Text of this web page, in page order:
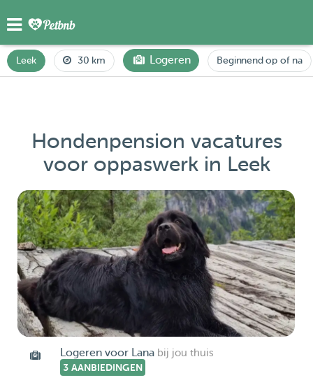
Leek 30 km Logeren Beginnend op of na
Hondenpension vacatures
voor oppaswerk in Leek
Logeren voor Lana bij jou thuis
3 AANBIEDINGEN